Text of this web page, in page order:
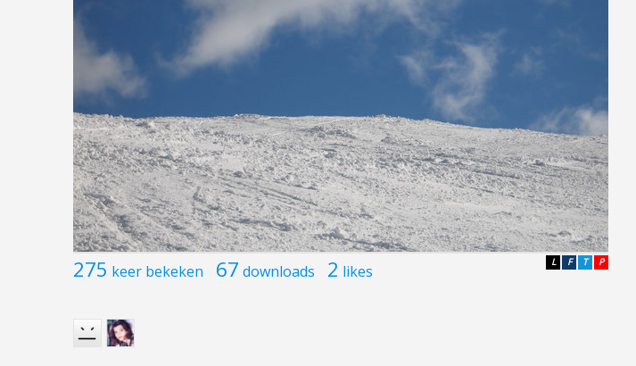
275 keer bekeken 67 downloads 2 likes P
T
F
L